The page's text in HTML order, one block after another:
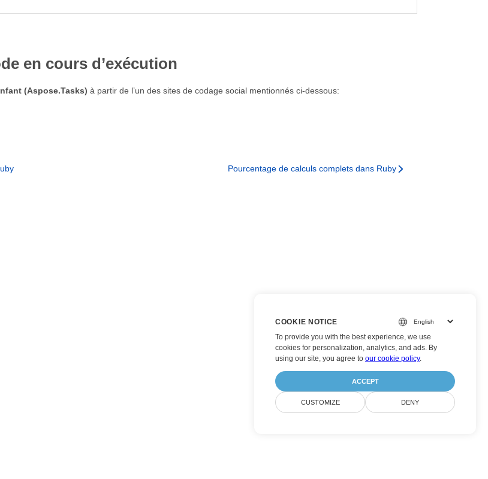
en cours d’exécution
(Aspose.Tasks) à partir de l’un des sites de codage social mentionnés ci-dessous:
Pourcentage de calculs complets dans Ruby
COOKIE NOTICE
To provide you with the best experience, we use
cookies for personalization, analytics, and ads. By
using our site, you agree to our cookie policy.
ACCEPT
CUSTOMIZE DENY